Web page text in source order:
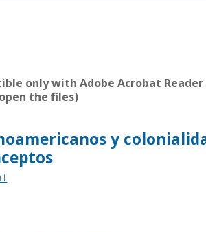
only with Adobe Acrobat
the files)
y